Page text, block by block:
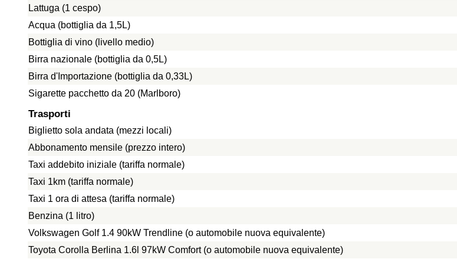
Lattuga (1 cespo)
Acqua (bottiglia da 1,5L)
Bottiglia di vino (livello medio)
Birra nazionale (bottiglia da 0,5L)
Birra d'Importazione (bottiglia da 0,33L)
Sigarette pacchetto da 20 (Marlboro)
Trasporti
Biglietto sola andata (mezzi locali)
Abbonamento mensile (prezzo intero)
Taxi addebito iniziale (tariffa normale)
Taxi 1km (tariffa normale)
Taxi 1 ora di attesa (tariffa normale)
Benzina (1 litro)
Volkswagen Golf 1.4 90kW Trendline (o automobile nuova equivalente)
Toyota Corolla Berlina 1.6l 97kW Comfort (o automobile nuova equivalente)